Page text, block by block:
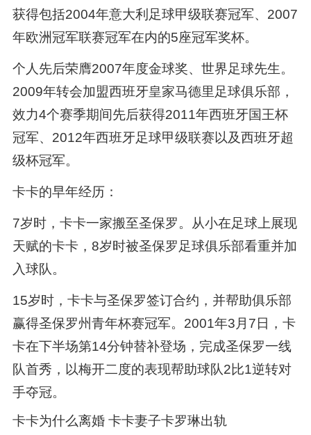
获得包括2004年意大利足球甲级联赛冠军、2007
年欧洲冠军联赛冠军在内的5座冠军奖杯。
个人先后荣膺2007年度金球奖、世界足球先生。
2009年转会加盟西班牙皇家马德里足球俱乐部，
效力4个赛季期间先后获得2011年西班牙国王杯
冠军、2012年西班牙足球甲级联赛以及西班牙超
级杯冠军。
卡卡的早年经历：
7岁时，卡卡一家搬至圣保罗。从小在足球上展现
天赋的卡卡，8岁时被圣保罗足球俱乐部看重并加
入球队。
15岁时，卡卡与圣保罗签订合约，并帮助俱乐部
赢得圣保罗州青年杯赛冠军。2001年3月7日，卡
卡在下半场第14分钟替补登场，完成圣保罗一线
队首秀，以梅开二度的表现帮助球队2比1逆转对
手夺冠。
卡卡为什么离婚 卡卡妻子卡罗琳出轨